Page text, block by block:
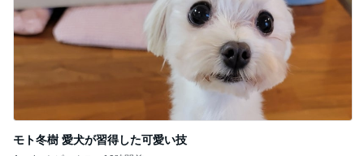
モト冬樹 愛犬が習得した可愛い技